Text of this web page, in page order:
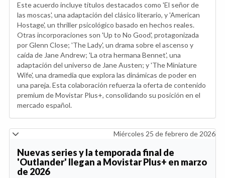
Este acuerdo incluye títulos destacados como 'El señor de
las moscas', una adaptación del clásico literario, y 'American
Hostage', un thriller psicológico basado en hechos reales.
Otras incorporaciones son 'Up to No Good', protagonizada
por Glenn Close; 'The Lady', un drama sobre el ascenso y
caída de Jane Andrew; 'La otra hermana Bennet', una
adaptación del universo de Jane Austen; y 'The Miniature
Wife', una dramedia que explora las dinámicas de poder en
una pareja. Esta colaboración refuerza la oferta de contenido
premium de Movistar Plus+, consolidando su posición en el
mercado español.
Miércoles 25 de febrero de 2026
Nuevas series y la temporada final de
'Outlander' llegan a Movistar Plus+ en marzo
de 2026